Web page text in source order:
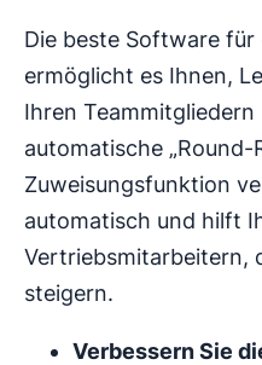
Die beste Software
ermöglicht es Ihnen,
Ihren
automatische „Round-
Zuweisungsfunktion
automatisch und hilft
Vertriebsmitarbeitern,
steigern.
Verbessern Sie